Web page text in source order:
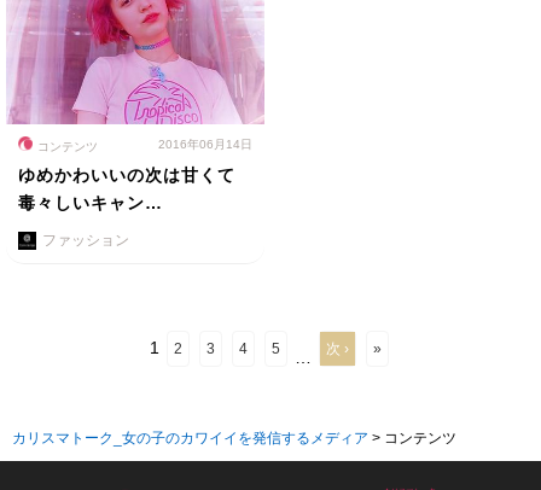
コンテンツ 2016年06月14日
ゆめかわいいの次は甘くて
毒々しいキャン…
ファッション
1 2 3 4 5 次 › »
カリスマトーク_女の子のカワイイを発信するメディア > コンテンツ